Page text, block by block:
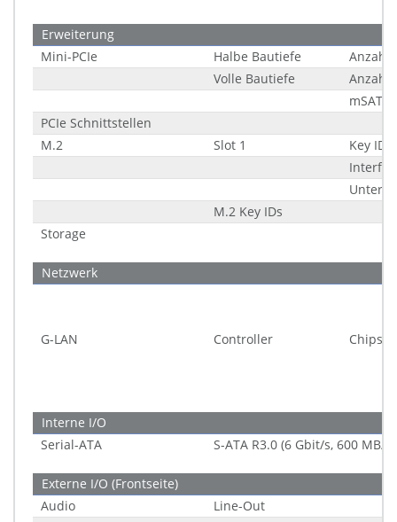
Erweiterung
Mini-PCIe
Halbe Bautiefe
Anzahl
Volle Bautiefe
Anzahl
PCIe Schnittstellen
M.2
Slot 1
Key ID
M.2 Key IDs
Storage
Netzwerk
G-LAN Controller
Interne I/O
Serial-ATA
S-ATA R3.0 (6 Gbit/s, 600 MB/s)
Externe I/O (Frontseite)
Audio
Line-Out